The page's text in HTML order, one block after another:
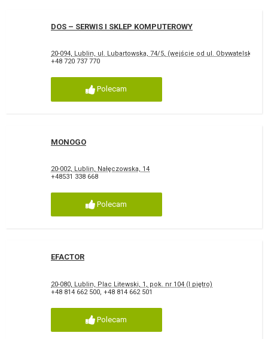
DOS – SERWIS I SKLEP KOMPUTEROWY
20-094, Lublin, ul. Lubartowska, 74/5, (wejście od ul. Obywatelskiej)
+48 720 737 770
Polecam
MONOGO
20-002, Lublin, Nałęczowska, 14
+48531 338 668
Polecam
EFACTOR
20-080, Lublin, Plac Litewski, 1, pok. nr 104 (I piętro)
+48 814 662 500 +48 814 662 501
Polecam